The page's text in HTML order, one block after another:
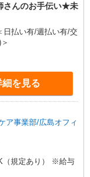
さんのお手伝い★未
払い有/週払い有/交
細を見る
ア事業部/広島オフィ
あり） ※給与